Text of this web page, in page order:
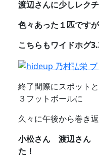
渡辺さんに少しレク
色々あった１匹です
こちらもワイドホグ
終了間際にスポット
３フットボールに
久々に午後から巻き
小松さん 渡辺さん
た！